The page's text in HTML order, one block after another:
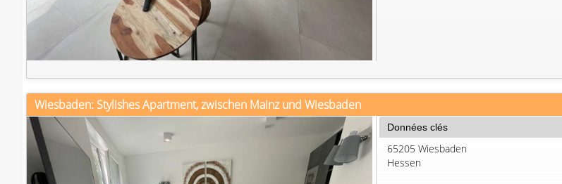
Wiesbaden: Stylishes Apartment, zwischen Mainz und Wiesbaden
Données clés
65205 Wiesbaden
Hessen